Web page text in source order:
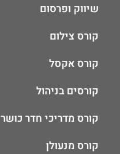
שיווק ופרסום
קורס צילום
קורס אקסל
קורסים בניהול
קורס מדריכי חדר כושר
קורס מנעולן